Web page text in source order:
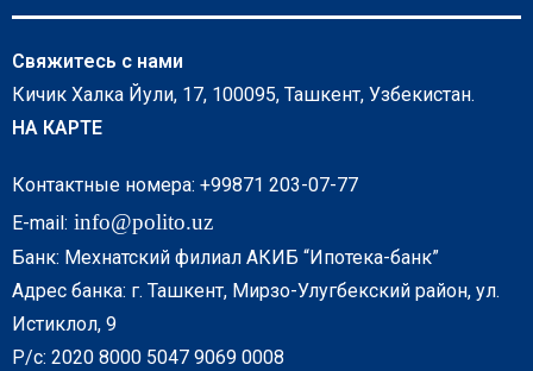
Свяжитесь с нами
Кичик Халка Йули, 17, 100095, Ташкент, Узбекистан.
НА КАРТЕ
Контактные номера: +99871 203-07-77
E-mail: info@polito.uz
Банк: Мехнатский филиал АКИБ “Ипотека-банк”
Адрес банка: г. Ташкент, Мирзо-Улугбекский район, ул.
Истиклол, 9
Р/с: 2020 8000 5047 9069 0008